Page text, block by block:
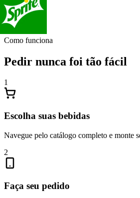
Como funciona
Pedir nunca foi tão fácil
1
Escolha suas bebidas
Navegue pelo catálogo completo e monte
2
Faça seu pedido